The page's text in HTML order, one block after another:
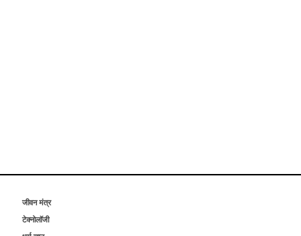
जीवन मंत्र
टेक्नोलॉजी